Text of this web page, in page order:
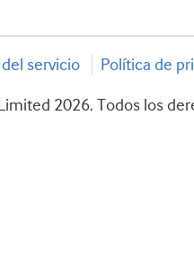
servicio Política de
2026. Todos los